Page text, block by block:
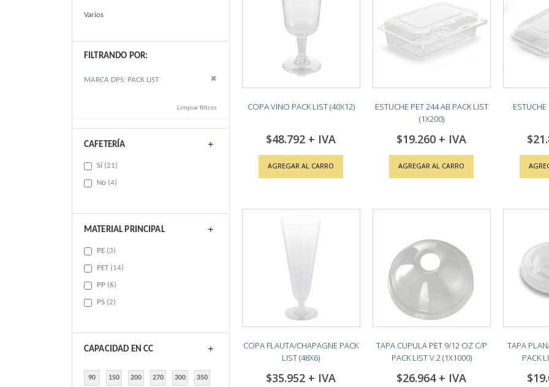
COPA VINO PACK LIST (40X12)
$48.792
AGREGAR AL CARRO
ESTUCHE PET 244 AB PACK LIST
(1X200)
$19.260
AGREGAR AL CARRO
COPA FLAUTA/CHAPAGNE PACK
LIST (48X6)
$35.952
TAPA CUPULA PET 9/12 OZ C/P
PACK LIST V.2 (1X1000)
$26.964
TAPA
PACK
Varios
FILTRANDO POR:
MARCA DPS PACK LIST Remove This Item
Limpiar filtros
CAFETERÍA
Si 21items
No 4items
MATERIAL PRINCIPAL
PE 3items
PET 14items
PP 6items
PS 2items
CAPACIDAD EN CC
90 150 200 270 300 350